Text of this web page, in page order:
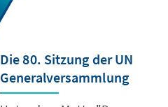
Die 80. Sitzung der UN
Generalversammlung